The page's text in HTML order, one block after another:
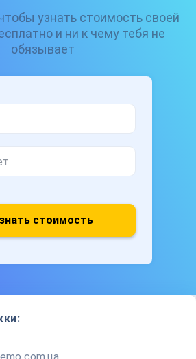
узнать стоимость своей
и ни к чему тебя не
обязывает
стоимость